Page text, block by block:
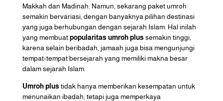
Makkah dan Madinah. Namun, sekarang paket umroh
semakin bervariasi, dengan banyaknya pilihan destinasi
yang juga berhubungan dengan sejarah Islam. Hal inilah
yang membuatpopularitas umroh plussemakin tinggi,
karena selain beribadah, jamaah juga bisa mengunjungi
tempat-tempat bersejarah yang memiliki makna besar
dalam sejarah Islam.
Umroh plustidak hanya memberikan kesempatan untuk
menunaikan ibadah, tetapi juga memperkaya